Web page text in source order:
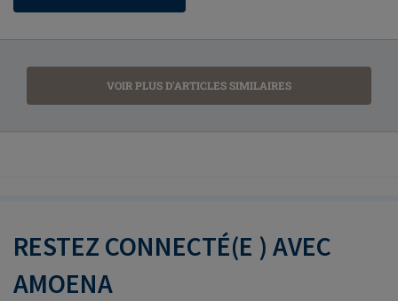
VOIR PLUS D'ARTICLES SIMILAIRES
RESTEZ CONNECTÉ(E ) AVEC
AMOENA